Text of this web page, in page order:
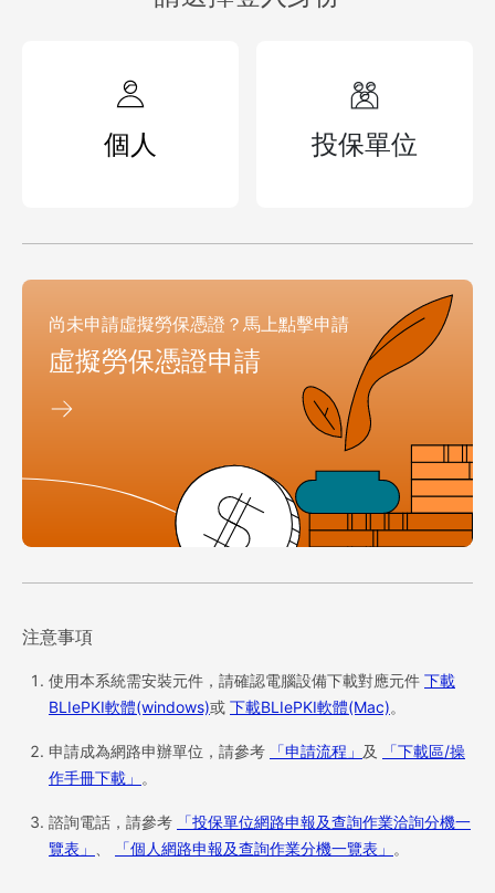
個人 投保單位
尚未申請虛擬勞保憑證？馬上點擊申請
虛擬勞保憑證申請
注意事項
使用本系統需安裝元件，請確認電腦設備下載對應元件 下載
BLIePKI軟體(windows)或 下載BLIePKI軟體(Mac)。
申請成為網路申辦單位，請參考 「申請流程」 及
「下載區/操
作手冊下載」 。
諮詢電話，請參考
「投保單位網路申報及查詢作業洽詢分機一
覽表」
「個人網路申報及查詢作業分機一覽表」 。